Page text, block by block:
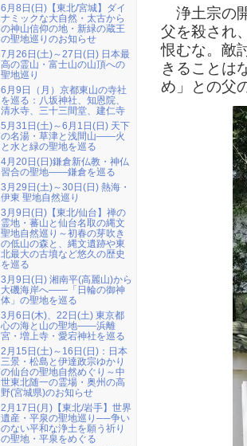
浄土宗の
父を殺され
恨むな。敵
きることは
め」との父
6月8日(日)【東北/宮城】ダイ
ナミックな大自然・太古から
の神山信仰の地・新緑の蔵王
の聖地巡りのお知らせ
7月26日(土)～27日(日) 日本最
高の霊山・富士山の山頂への
聖地巡り
6月9日（月）京都東山の寺社
を巡る：八坂神社、知恩院、
清水寺、三十三間堂、建仁寺
5月31日(土)～6月1日(日) 天下
の名湯・草津と浅間山――火
と水と緑の聖地を巡る
4月20日(日)鎌倉新仏教・神仏
習合の聖地――鎌倉を巡る
3月29日(土)～30日(日) 熱海・
伊東 聖地自然巡り
3月9日(日)【東北/仙台】禅の
霊地・蕃山と仙台名取の縄文
聖地自然巡り～初春の芽吹き
の低山の森と、縄文遺跡や東
北最大の古墳など悠久の歴史
を巡る
3月9日(日) 湘南平(高麗山)から
大磯海岸へ――「日輪の御神
体」の聖地を巡る
3月6日(木)、22日(土) 東京都
心の海と山の聖地――浜離
宮・増上寺・愛宕神社を巡る
2月15日(土)～16日(日)：日本
三景・松島と伊達政宗ゆかり
の仙台の聖地自然めぐり～中
世東北随一の霊場・奥州の高
野(宮城県)のお知らせ
2月17日(月)【東北/岩手】世界
遺産・平泉の聖地巡り──争い
のない平和な浄土を願う祈り
の聖地・平泉をめぐる